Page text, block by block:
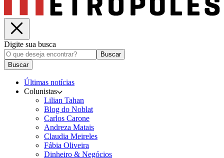
Digite sua busca
Buscar
Buscar
Últimas notícias
Colunistas
Lilian Tahan
Blog do Noblat
Carlos Carone
Andreza Matais
Claudia Meireles
Fábia Oliveira
Dinheiro & Negócios